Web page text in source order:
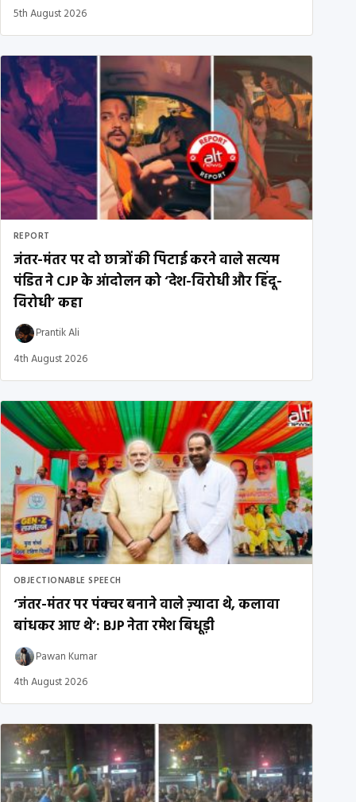
5th August 2026
REPORT
जंतर-मंतर पर दो छात्रों की पिटाई करने वाले सत्यम
पंडित ने CJP के आंदोलन को ‘देश-विरोधी और हिंदू-
विरोधी’ कहा
Prantik Ali
4th August 2026
OBJECTIONABLE SPEECH
‘जंतर-मंतर पर पंक्चर बनाने वाले ज़्यादा थे, कलावा
बांधकर आए थे’: BJP नेता रमेश बिधूड़ी
Pawan Kumar
4th August 2026